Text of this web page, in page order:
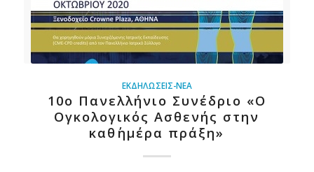
ΕΚΔΗΛΏΣΕΙΣ-ΝΈΑ
10ο Πανελλήνιο Συνέδριο «Ο
Ογκολογικός Ασθενής στην
καθ΄ημέρα πράξη»